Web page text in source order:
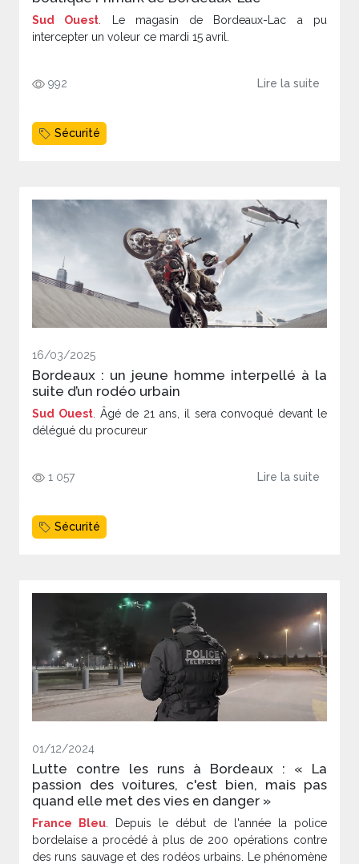
Sud Ouest . Le magasin de Bordeaux-Lac a pu
intercepter un voleur ce mardi 15 avril.
992 Lire la suite
Sécurité
16/03/2025
Bordeaux : un jeune homme interpellé à la
suite d’un rodéo urbain
Sud Ouest. Âgé de 21 ans, il sera convoqué devant le
délégué du procureur
1 057 Lire la suite
Sécurité
01/12/2024
Lutte contre les runs à Bordeaux : « La
passion des voitures, c'est bien, mais pas
quand elle met des vies en danger »
France Bleu . Depuis le début de l'année la police
bordelaise a procédé à plus de 200 opérations contre
des runs sauvage et des rodéos urbains. Le phénomène